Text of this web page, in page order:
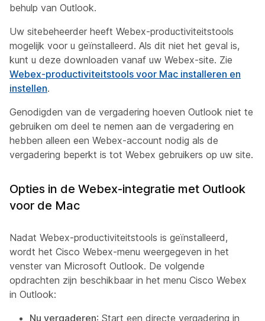
behulp van Outlook.
Uw sitebeheerder heeft Webex-productiviteitstools
mogelijk voor u geïnstalleerd. Als dit niet het geval is,
kunt u deze downloaden vanaf uw Webex-site. Zie
Webex-productiviteitstools voor Mac installeren en
instellen.
Genodigden van de vergadering hoeven Outlook niet te
gebruiken om deel te nemen aan de vergadering en
hebben alleen een Webex-account nodig als de
vergadering beperkt is tot Webex gebruikers op uw site.
Opties in de Webex-integratie met Outlook
voor de Mac
Nadat Webex-productiviteitstools is geïnstalleerd,
wordt het Cisco Webex-menu weergegeven in het
venster van Microsoft Outlook. De volgende
opdrachten zijn beschikbaar in het menu Cisco Webex
in Outlook:
Nu vergaderen: Start een directe vergadering in